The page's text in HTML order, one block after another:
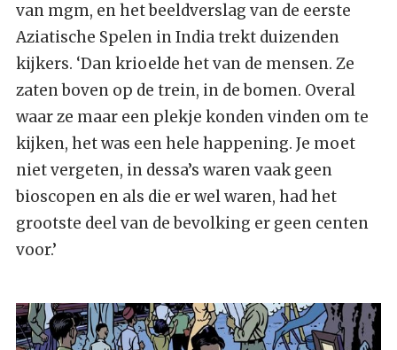
van mgm, en het beeldverslag van de eerste
Aziatische Spelen in India trekt duizenden
kijkers. ‘Dan krioelde het van de mensen. Ze
zaten boven op de trein, in de bomen. Overal
waar ze maar een plekje konden vinden om te
kijken, het was een hele happening. Je moet
niet vergeten, in dessa’s waren vaak geen
bioscopen en als die er wel waren, had het
grootste deel van de bevolking er geen centen
voor.’